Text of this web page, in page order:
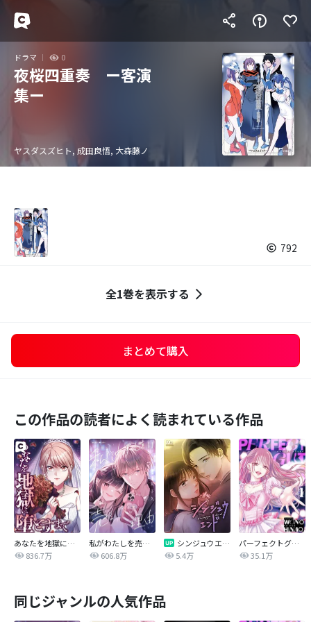
ドラマ 0
夜桜四重奏 ー客演
集ー
ヤスダスズヒト, 成田良悟, 大森藤ノ
792
全1巻を表示する
まとめて購入
この作品の読者によく読まれている作品
あなたを地獄に堕とすまで
836.7万
私がわたしを売る理由
606.8万
シンジュウエンド【タテヨミ】
5.4万
パーフェクトグリッター
35.1万
同じジャンルの人気作品